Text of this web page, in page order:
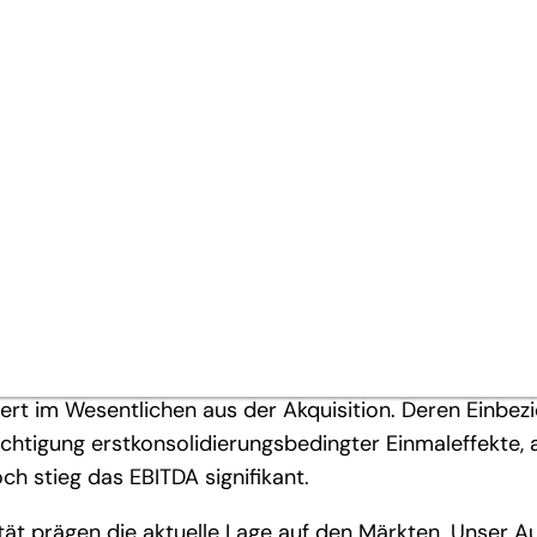
Akquisition Tann-Gruppe
2019 in einem stabilen, jedoch infolge fehlender
der Tann-Gruppe
Die Kapazitäten beider Divisionen
erzielte, erreichte MM Karton mit solider Preis-
im Wesentlichen aus der Akquisition. Deren
erstkonsolidierungsbedingter
stieg das EBITDA signifikant.